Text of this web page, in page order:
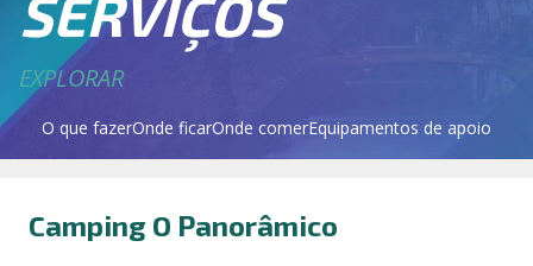
SERVIÇOS
EXPLORAR
O que fazerOnde ficarOnde comerEquipamentos de apoio
Camping O Panorâmico